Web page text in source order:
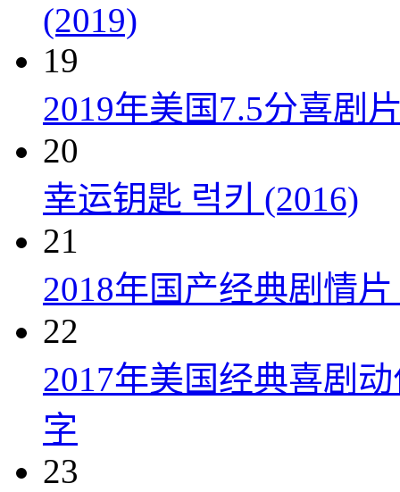
(2019)
19
2019年美国7.5分喜剧
20
幸运钥匙 럭키 (2016)
21
2018年国产经典剧情
22
2017年美国经典喜剧
字
23